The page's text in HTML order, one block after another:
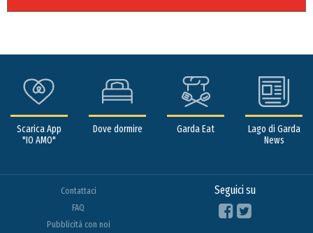
Scarica App
"IO AMO"
Dove dormire Garda Eat
Lago di Garda
News
Contattaci
FAQ
Pubblicità con noi
Seguici su